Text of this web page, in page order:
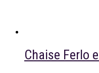
Chaise Ferlo